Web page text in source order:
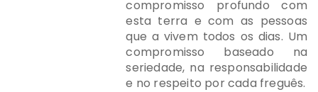
compromisso profundo com
esta terra e com as pessoas
que a vivem todos os dias. Um
compromisso baseado na
seriedade, na responsabilidade
e no respeito por cada freguês.